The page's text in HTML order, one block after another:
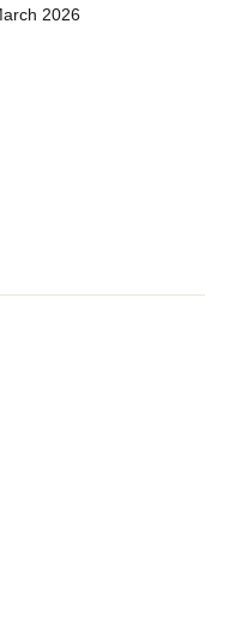
2026